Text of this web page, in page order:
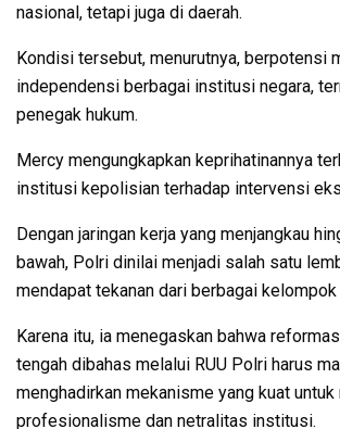
nasional, tetapi juga di daerah.
Kondisi tersebut, menurutnya, berpotensi
independensi berbagai institusi negara,
penegak hukum.
Mercy mengungkapkan keprihatinannya
institusi kepolisian terhadap intervensi
Dengan jaringan kerja yang menjangkau
bawah, Polri dinilai menjadi salah satu
mendapat tekanan dari berbagai
Karena itu, ia menegaskan bahwa
tengah dibahas melalui RUU Polri harus
menghadirkan mekanisme yang kuat untuk
profesionalisme dan netralitas institusi.